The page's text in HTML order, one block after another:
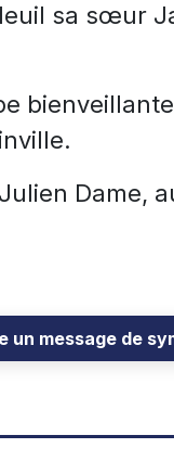
sa sœur
Dame,
un message de